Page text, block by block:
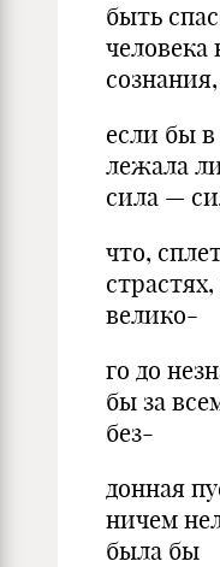
быть
человека
сознания,
если бы в
лежала
сила —
что,
велико-
го до
бы за
без-
донная
ничем
была бы